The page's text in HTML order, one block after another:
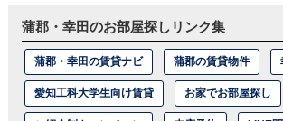
蒲郡・幸田のお部屋探しリンク集
蒲郡・幸田の賃貸ナビ 蒲郡の賃貸物件
愛知工科大学生向け賃貸 お家でお部屋探し